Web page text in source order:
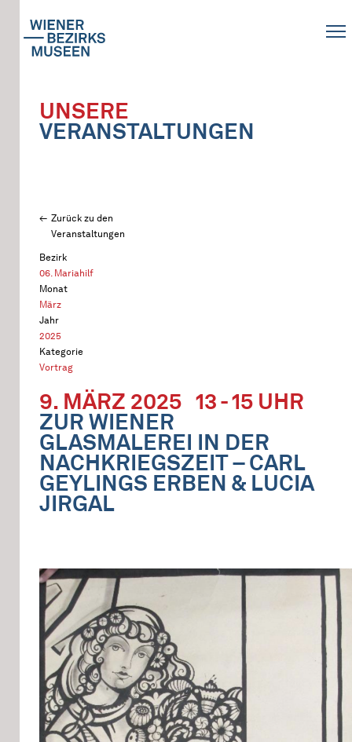
UNSERE
VERANSTALTUNGEN
Zurück zu den
Veranstaltungen
Bezirk
06. Mariahilf
Monat
März
Jahr
2025
Kategorie
Vortrag
9. MÄRZ 2025 13 - 15 UHR
ZUR WIENER
GLASMALEREI IN DER
NACHKRIEGSZEIT – CARL
GEYLINGS ERBEN & LUCIA
JIRGAL